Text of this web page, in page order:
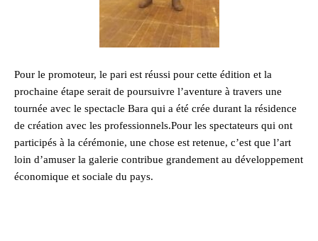
Pour le promoteur, le pari est réussi pour cette édition et la
prochaine étape serait de poursuivre l’aventure à travers une
tournée avec le spectacle Bara qui a été crée durant la résidence
de création avec les professionnels.Pour les spectateurs qui ont
participés à la cérémonie, une chose est retenue, c’est que l’art
loin d’amuser la galerie contribue grandement au développement
économique et sociale du pays.